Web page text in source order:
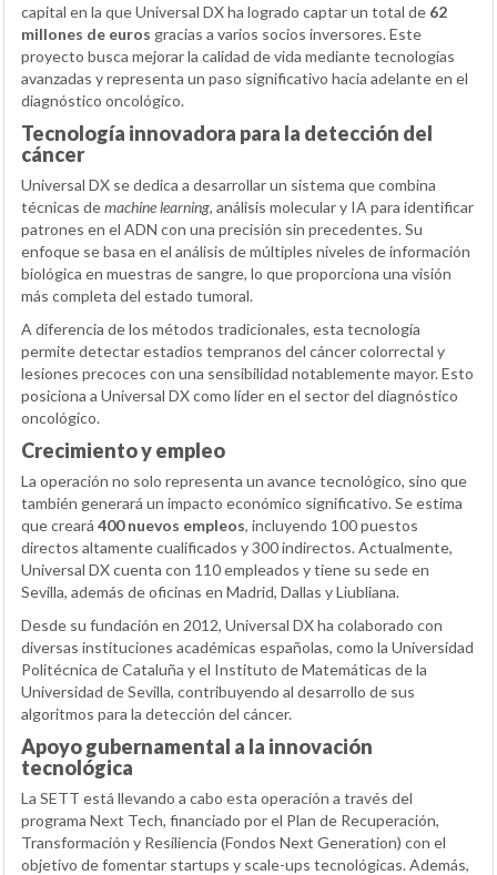
capital en la que Universal DX ha logrado captar un total de 62
millones de euros gracias a varios socios inversores. Este
proyecto busca mejorar la calidad de vida mediante tecnologías
avanzadas y representa un paso significativo hacia adelante en el
diagnóstico oncológico.
Tecnología innovadora para la detección del
cáncer
Universal DX se dedica a desarrollar un sistema que combina
técnicas demachine learning, análisis molecular y IA para identificar
patrones en el ADN con una precisión sin precedentes. Su
enfoque se basa en el análisis de múltiples niveles de información
biológica en muestras de sangre, lo que proporciona una visión
más completa del estado tumoral.
A diferencia de los métodos tradicionales, esta tecnología
permite detectar estadios tempranos del cáncer colorrectal y
lesiones precoces con una sensibilidad notablemente mayor. Esto
posiciona a Universal DX como líder en el sector del diagnóstico
oncológico.
Crecimiento y empleo
La operación no solo representa un avance tecnológico, sino que
también generará un impacto económico significativo. Se estima
que creará 400 nuevos empleos, incluyendo 100 puestos
directos altamente cualificados y 300 indirectos. Actualmente,
Universal DX cuenta con 110 empleados y tiene su sede en
Sevilla, además de oficinas en Madrid, Dallas y Liubliana.
Desde su fundación en 2012, Universal DX ha colaborado con
diversas instituciones académicas españolas, como la Universidad
Politécnica de Cataluña y el Instituto de Matemáticas de la
Universidad de Sevilla, contribuyendo al desarrollo de sus
algoritmos para la detección del cáncer.
Apoyo gubernamental a la innovación
tecnológica
La SETT está llevando a cabo esta operación a través del
programa Next Tech, financiado por el Plan de Recuperación,
Transformación y Resiliencia (Fondos Next Generation) con el
objetivo de fomentar startups y scale-ups tecnológicas. Además,